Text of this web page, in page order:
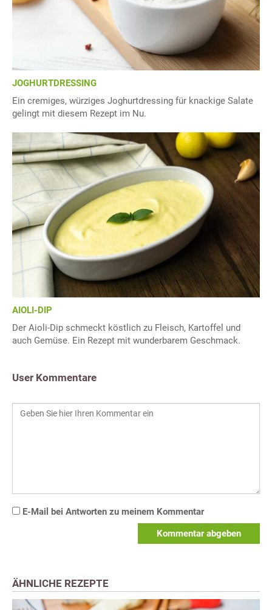
JOGHURTDRESSING
Ein cremiges, würziges Joghurtdressing für knackige Salate
gelingt mit diesem Rezept im Nu.
AIOLI-DIP
Der Aioli-Dip schmeckt köstlich zu Fleisch, Kartoffel und
auch Gemüse. Ein Rezept mit wunderbarem Geschmack.
User Kommentare
E-Mail bei Antworten zu meinem Kommentar
Kommentar abgeben
ÄHNLICHE REZEPTE